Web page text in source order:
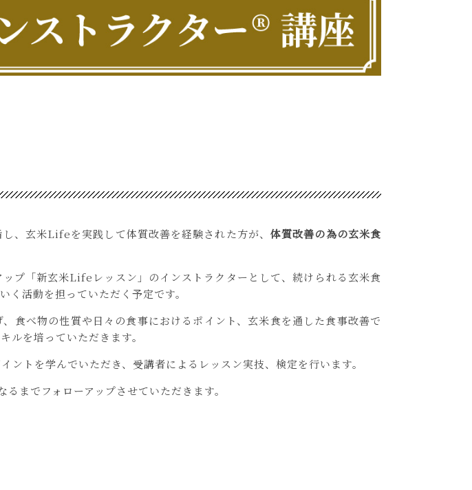
、玄米Lifeを実践して体質改善を経験された方が、体質改善の為の玄米食
プ「新玄米Lifeレッスン」のインストラクターとして、続けられる玄米食
活動を担っていただく予定です。
食べ物の性質や日々の食事におけるポイント、玄米食を通した食事改善で
ルを培っていただきます。
トを学んでいただき、受講者によるレッスン実技、検定を行います。
までフォローアップさせていただきます。